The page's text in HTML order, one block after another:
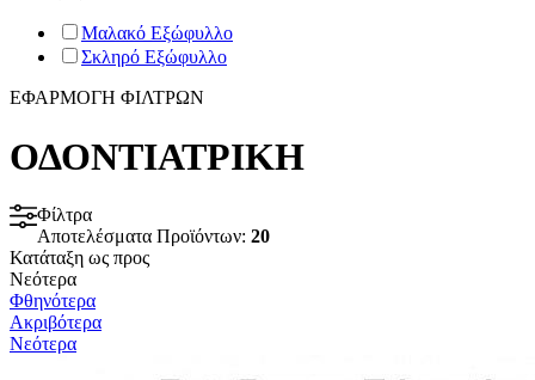
Μαλακό Εξώφυλλο
Σκληρό Εξώφυλλο
ΕΦΑΡΜΟΓΗ ΦΙΛΤΡΩΝ
ΟΔΟΝΤΙΑΤΡΙΚΗ
Φίλτρα
Αποτελέσματα Προϊόντων: 20
Κατάταξη ως προς
Νεότερα
Φθηνότερα
Ακριβότερα
Νεότερα